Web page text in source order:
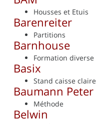
Housses et Etuis
Barenreiter
Partitions
Barnhouse
Formation diverse
Basix
Stand caisse claire
Baumann Peter
Méthode
Belwin